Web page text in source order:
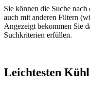
Sie können die Suche
auch mit anderen Filtern
Angezeigt bekommen Sie
Suchkriterien erfüllen.
Leichtesten